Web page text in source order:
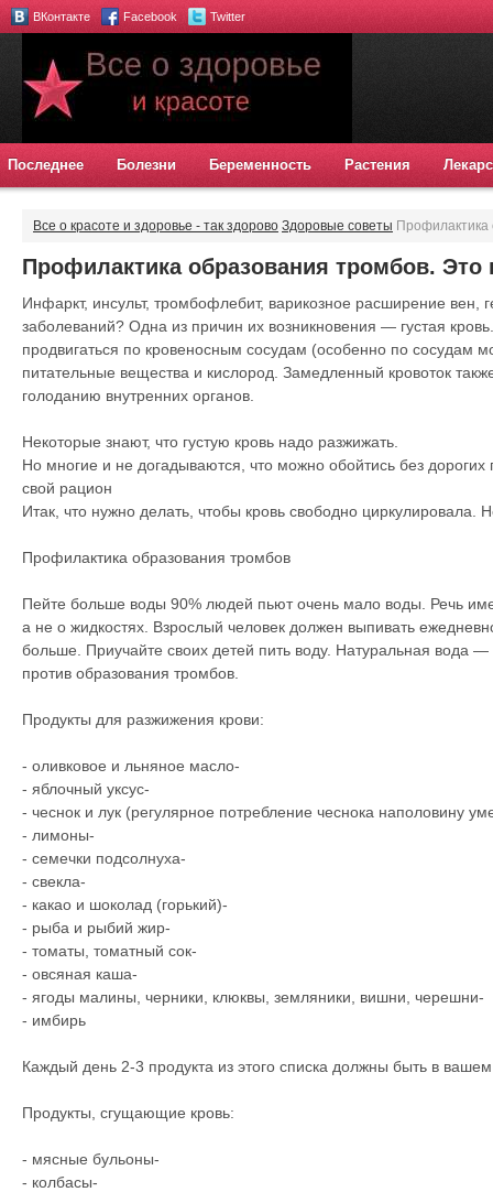
ВКонтакте Facebook Twitter
Последнее Болезни Беременность Растения
Все о красоте и здоровье - так здорово Здоровые советы Профилактика
каждого
Профилактика образования тромбов. Это
Инфаркт, инсульт, тромбофлебит, варикозное расширение вен,
заболеваний? Одна из причин их возникновения — густая
продвигаться по кровеносным сосудам (особенно по сосудам
питательные вещества и кислород. Замедленный кровоток
голоданию внутренних органов.
Некоторые знают, что густую кровь надо разжижать.
Но многие и не догадываются, что можно обойтись без дорогих
свой рацион
Итак, что нужно делать, чтобы кровь свободно циркулировала.
Профилактика образования тромбов
Пейте больше воды 90% людей пьют очень мало воды. Речь
а не о жидкостях. Взрослый человек должен выпивать
больше. Приучайте своих детей пить воду. Натуральная вода
против образования тромбов.
Продукты для разжижения крови:
- оливковое и льняное масло-
- яблочный уксус-
- чеснок и лук (регулярное потребление чеснока наполовину
- лимоны-
- семечки подсолнуха-
- свекла-
- какао и шоколад (горький)-
- рыба и рыбий жир-
- томаты, томатный сок-
- овсяная каша-
- ягоды малины, черники, клюквы, земляники, вишни, черешни-
- имбирь
Каждый день 2-3 продукта из этого списка должны быть в
Продукты, сгущающие кровь:
- мясные бульоны-
- колбасы-